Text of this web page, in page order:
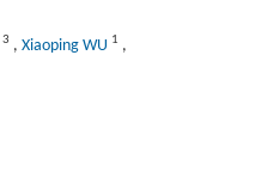
3 , Xiaoping WU 1 ,